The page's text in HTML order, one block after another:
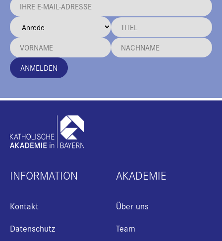
ANMELDEN
INFORMATION
Kontakt
Datenschutz
AKADEMIE
Über uns
Team